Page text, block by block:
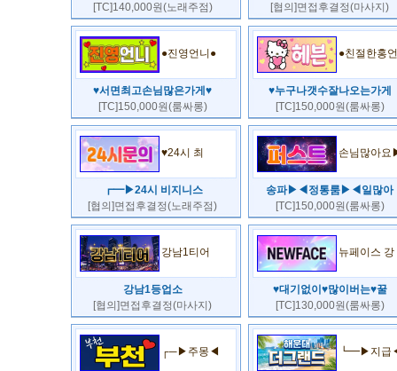
[TC]140,000원(노래주점)
[협의]면접후결정(마사지)
●진영언니●
♥서면최고손님많은가게♥
[TC]150,000원(룸싸롱)
●친절한홍언
♥누구나갯수잘나오는가게
[TC]150,000원(룸싸롱)
♥24시 최
┏━▶24시 비지니스
[협의]면접후결정(노래주점)
손님많아
송파▶◀정통룸▶◀일많아
[TC]150,000원(룸싸롱)
강남1티어
강남1등업소
[협의]면접후결정(마사지)
뉴페이스 강
♥대기없이♥많이버는♥꿀
[TC]130,000원(룸싸롱)
┌─▶주몽◀ ┗━▶지급